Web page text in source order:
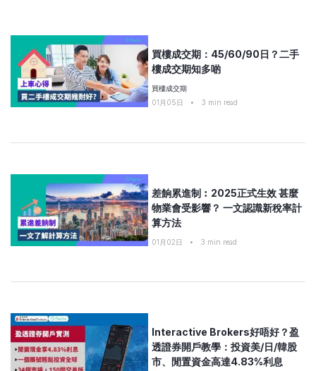
買樓成交期：45/60/90日？二手
樓成交期知多啲
買樓成交期
01月05日
• 3 min read
差餉累進制︰2025正式生效 甚麼
物業會受影響？ 一文認識新稅率計
算方法
01月02日 • 3 min read
Interactive Brokers好唔好？盈
透證券開戶教學：投資美/日/韓股
市、閒置資金高達4.83%利息